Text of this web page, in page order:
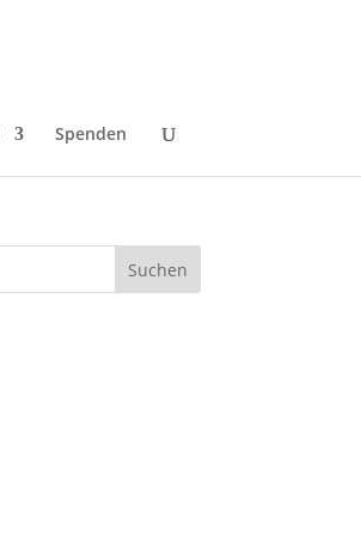
Spenden